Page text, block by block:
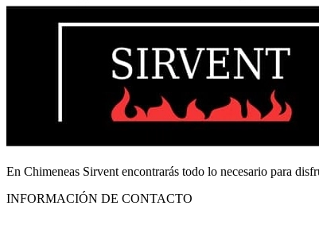
En Chimeneas Sirvent encontrarás todo lo necesario para
INFORMACIÓN DE CONTACTO